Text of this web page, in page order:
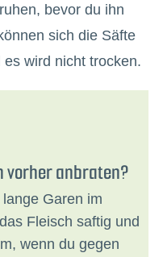
bevor du ihn
sich die Säfte
wird nicht trocken.
vorher anbraten?
Garen im
Fleisch saftig und
wenn du gegen